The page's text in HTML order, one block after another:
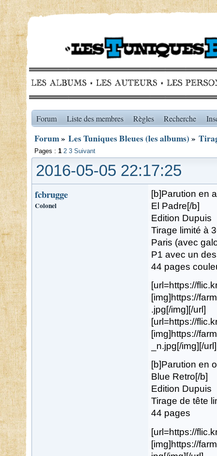
Forum Liste des membres Règles Recherche
Forum» Les Tuniques Bleues (les albums) »
Pages : 1 2 3 Suivant
2016-05-05 22:17:25
fcbrugge
Colonel
[b]Parution en
El Padre[/b]
Edition Dupuis
Tirage limité à
Paris (avec
P1 avec un
44 pages
[url=https://
[img]https://
.jpg[/img][/url]
[url=https://
[img]https://
_n.jpg[/img][/url]
[b]Parution en
Blue Retro[/b]
Edition Dupuis
Tirage de tête
44 pages
[url=https://
[img]https://